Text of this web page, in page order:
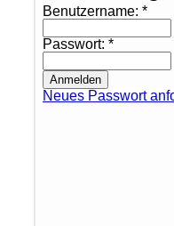
Benutzername: *
Passwort: *
Neues Passwort